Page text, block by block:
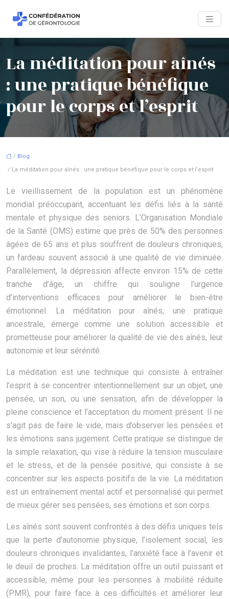
La méditation pour aînés
: une pratique bénéfique
pour le corps et l’esprit
/ Blog
/ La méditation pour aînés : une pratique bénéfique pour le corps et l’esprit
Le vieillissement de la population est un phénomène
mondial préoccupant, accentuant les défis liés à la santé
mentale et physique des seniors. L’Organisation Mondiale
de la Santé (OMS) estime que près de 50% des personnes
âgées de 65 ans et plus souffrent de douleurs chroniques,
un fardeau souvent associé à une qualité de vie diminuée.
Parallèlement, la dépression affecte environ 15% de cette
tranche d’âge, un chiffre qui souligne l’urgence
d’interventions efficaces pour améliorer le bien-être
émotionnel. La méditation pour aînés, une pratique
ancestrale, émerge comme une solution accessible et
prometteuse pour améliorer la qualité de vie des aînés, leur
autonomie et leur sérénité.
La méditation est une technique qui consiste à entraîner
l’esprit à se concentrer intentionnellement sur un objet, une
pensée, un son, ou une sensation, afin de développer la
pleine conscience et l’acceptation du moment présent. Il ne
s’agit pas de faire le vide, mais d’observer les pensées et
les émotions sans jugement. Cette pratique se distingue de
la simple relaxation, qui vise à réduire la tension musculaire
et le stress, et de la pensée positive, qui consiste à se
concentrer sur les aspects positifs de la vie. La méditation
est un entraînement mental actif et personnalisé qui permet
de mieux gérer ses pensées, ses émotions et son corps.
Les aînés sont souvent confrontés à des défis uniques tels
que la perte d’autonomie physique, l’isolement social, les
douleurs chroniques invalidantes, l’anxiété face à l’avenir et
le deuil de proches. La méditation offre un outil puissant et
accessible, même pour les personnes à mobilité réduite
(PMR), pour faire face à ces difficultés et améliorer leur